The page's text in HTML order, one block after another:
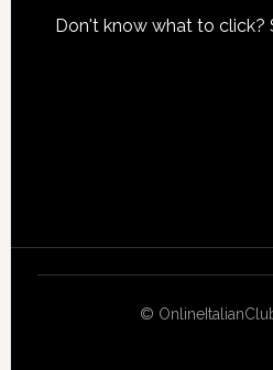
Don't know what to click?
©